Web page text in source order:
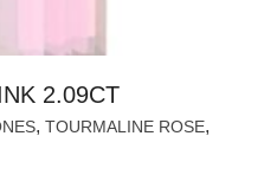
2.09CT
, TOURMALINE ROSE,